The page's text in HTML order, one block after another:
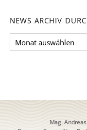
NEWS ARCHIV
News
Archiv
Mag.